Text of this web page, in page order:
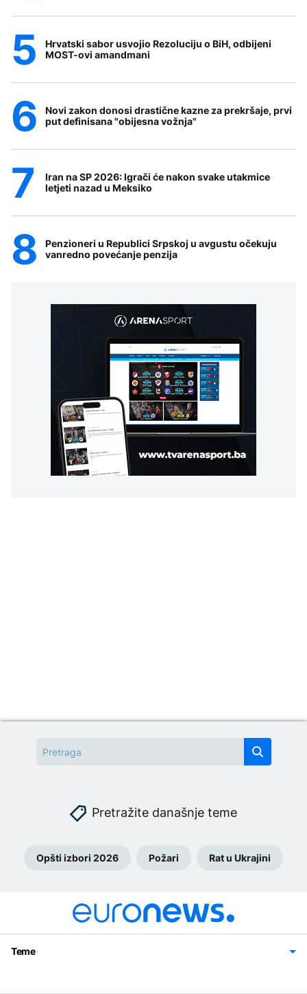
Hrvatski sabor usvojio Rezoluciju o BiH, odbijeni
MOST-ovi amandmani
Novi zakon donosi drastične kazne za prekršaje, prvi
put definisana "obijesna vožnja"
Iran na SP 2026: Igrači će nakon svake utakmice
letjeti nazad u Meksiko
Penzioneri u Republici Srpskoj u avgustu očekuju
vanredno povećanje penzija
Pretražite današnje teme
Opšti izbori 2026 Požari Rat u Ukrajini
Teme